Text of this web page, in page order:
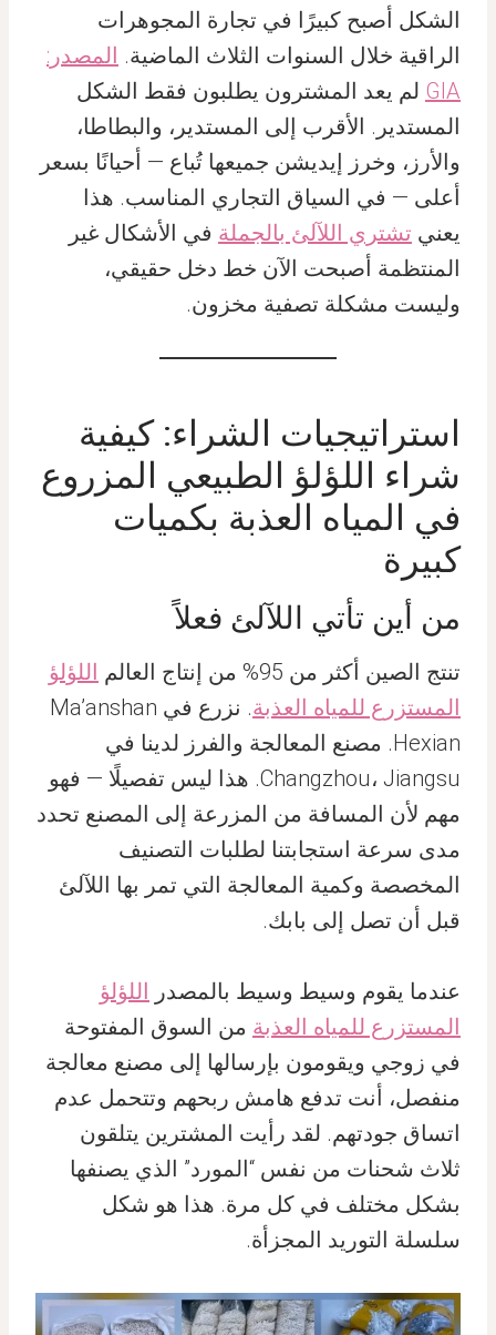
الشكل أصبح كبيرًا في تجارة المجوهرات
الراقية خلال السنوات الثلاث الماضية. المصدر:
GIA لم يعد المشترون يطلبون فقط الشكل
المستدير. الأقرب إلى المستدير، والبطاطا،
والأرز، وخرز إيديشن جميعها تُباع — أحيانًا بسعر
أعلى — في السياق التجاري المناسب. هذا
يعني تشتري اللآلئ بالجملة في الأشكال غير
المنتظمة أصبحت الآن خط دخل حقيقي،
وليست مشكلة تصفية مخزون.
استراتيجيات الشراء: كيفية
شراء اللؤلؤ الطبيعي المزروع
في المياه العذبة بكميات
كبيرة
من أين تأتي اللآلئ فعلاً
تنتج الصين أكثر من 95% من إنتاج العالم
اللؤلؤ
المستزرع للمياه العذبة
. نزرع في Ma’anshan
Hexian. مصنع المعالجة والفرز لدينا في
Changzhou، Jiangsu. هذا ليس تفصيلًا — فهو
مهم لأن المسافة من المزرعة إلى المصنع تحدد
مدى سرعة استجابتنا لطلبات التصنيف
المخصصة وكمية المعالجة التي تمر بها اللآلئ
قبل أن تصل إلى بابك.
عندما يقوم وسيط وسيط بالمصدر اللؤلؤ
المستزرع للمياه العذبة من السوق المفتوحة
في زوجي ويقومون بإرسالها إلى مصنع معالجة
منفصل، أنت تدفع هامش ربحهم وتتحمل عدم
اتساق جودتهم. لقد رأيت المشترين يتلقون
ثلاث شحنات من نفس “المورد” الذي يصنفها
بشكل مختلف في كل مرة. هذا هو شكل
سلسلة التوريد المجزأة.